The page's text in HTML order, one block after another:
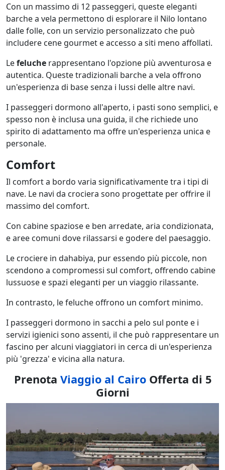
Con un massimo di 12 passeggeri, queste eleganti
barche a vela permettono di esplorare il Nilo lontano
dalle folle, con un servizio personalizzato che può
includere cene gourmet e accesso a siti meno affollati.
Lefeluche rappresentano l'opzione più avventurosa e
autentica. Queste tradizionali barche a vela offrono
un'esperienza di base senza i lussi delle altre navi.
I passeggeri dormono all'aperto, i pasti sono semplici, e
spesso non è inclusa una guida, il che richiede uno
spirito di adattamento ma offre un'esperienza unica e
personale.
Comfort
Il comfort a bordo varia significativamente tra i tipi di
nave. Le navi da crociera sono progettate per offrire il
massimo del comfort.
Con cabine spaziose e ben arredate, aria condizionata,
e aree comuni dove rilassarsi e godere del paesaggio.
Le crociere in dahabiya, pur essendo più piccole, non
scendono a compromessi sul comfort, offrendo cabine
lussuose e spazi eleganti per un viaggio rilassante.
In contrasto, le feluche offrono un comfort minimo.
I passeggeri dormono in sacchi a pelo sul ponte e i
servizi igienici sono assenti, il che può rappresentare un
fascino per alcuni viaggiatori in cerca di un'esperienza
più 'grezza' e vicina alla natura.
Prenota Viaggio al CairoOfferta di 5
Giorni